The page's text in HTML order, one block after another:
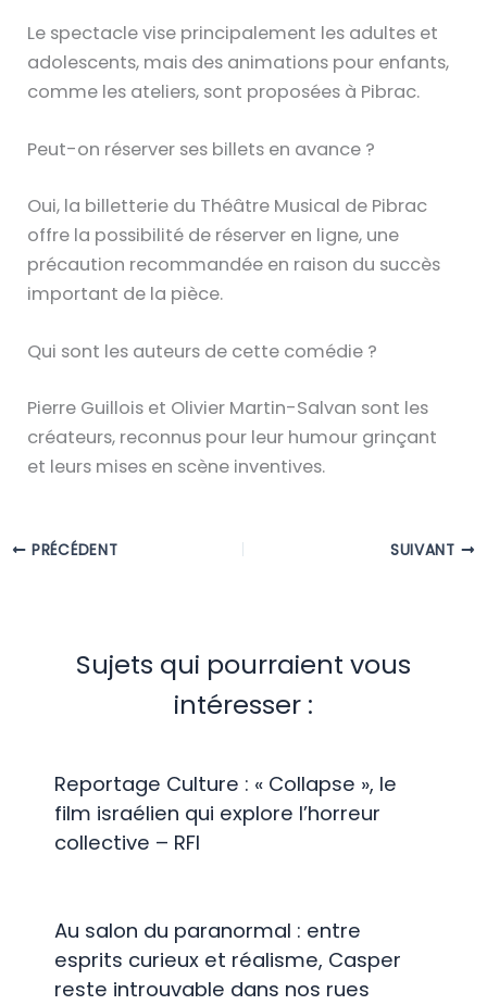
Le spectacle vise principalement les adultes et
adolescents, mais des animations pour enfants,
comme les ateliers, sont proposées à Pibrac.
Peut-on réserver ses billets en avance ?
Oui, la billetterie du Théâtre Musical de Pibrac
offre la possibilité de réserver en ligne, une
précaution recommandée en raison du succès
important de la pièce.
Qui sont les auteurs de cette comédie ?
Pierre Guillois et Olivier Martin-Salvan sont les
créateurs, reconnus pour leur humour grinçant
et leurs mises en scène inventives.
PRÉCÉDENT SUIVANT
Sujets qui pourraient vous
intéresser :
Reportage Culture : « Collapse », le
film israélien qui explore l’horreur
collective – RFI
Au salon du paranormal : entre
esprits curieux et réalisme, Casper
reste introuvable dans nos rues